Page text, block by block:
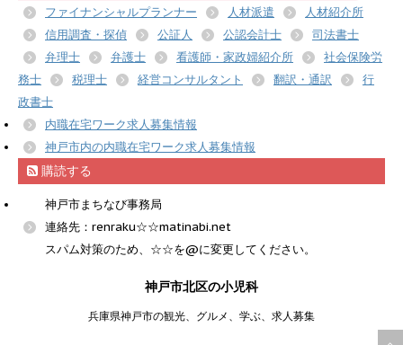
ファイナンシャルプランナー 人材派遣
人材紹介所
信用調査・探偵
公証人 公認会計士
司法書士
弁理士
弁護士 看護師・家政婦紹介所
社会保険労
務士
税理士 経営コンサルタント 翻訳・通訳
行
政書士
内職在宅ワーク求人募集情報
神戸市内の内職在宅ワーク求人募集情報
購読する
神戸市まちなび事務局
連絡先：renraku☆☆matinabi.net
スパム対策のため、☆☆を@に変更してください。
神戸市北区の小児科
兵庫県神戸市の観光、グルメ、学ぶ、求人募集